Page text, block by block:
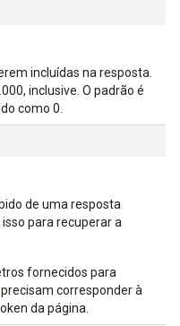
incluídas na resposta.
inclusive. O padrão é
como 0.
de uma resposta
isso para recuperar a
fornecidos para
precisam corresponder à
da página.